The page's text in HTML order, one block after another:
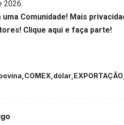
2026.
Comunidade! Mais
Clique aqui e faça parte!
COMEX dólar EXPORTAÇÃO